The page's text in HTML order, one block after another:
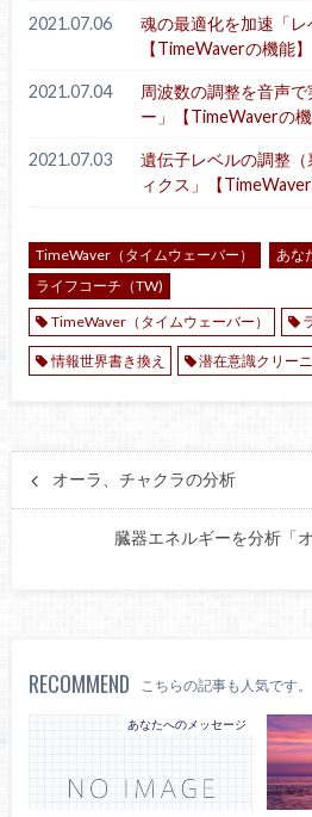
2021.07.06
魂の最適化を加速「レ
【TimeWaverの機能】
2021.07.04
周波数の調整を音声
ー」【TimeWaverの
2021.07.03
遺伝子レベルの調整
ィクス」【TimeWaver
TimeWaver（タイムウェーバー）
あな
ライフコーチ（TW)
TimeWaver（タイムウェーバー）
情報世界書き換え 潜在意識クリー
オーラ、チャクラの分析
臓器エネルギーを分析「
RECOMMEND こちらの記事も人気です。
あなたへのメッセージ